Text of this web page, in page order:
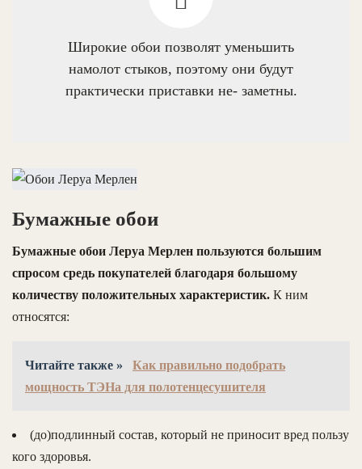
Широкие обои позволят уменьшить
намолот стыков, поэтому они будут
практически приставки не- заметны.
Бумажные обои
Бумажные обои Леруа Мерлен пользуются большим
спросом средь покупателей благодаря большому
количеству положительных характеристик. К ним
относятся:
Читайте также »
Как правильно подобрать
мощность ТЭНа для полотенцесушителя
(до)подлинный состав, который не приносит вред пользу
кого здоровья.